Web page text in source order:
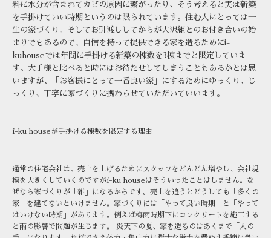
料に水分が含まれてカビの原因に繋がったり、そう考えると実は新築
を手掛けていい時期というのは限られています。住む人にとっては一
生の家づくり。そしてお引渡ししてからが大沢組とのお付き合いの始
まりでもあるので、自信を持って提供できる家を造るためにi-
kuhouseでは年間に手掛ける新築の棟数を3棟までと限定していま
す。大手様と比べると時にはお待たせしてしまうこともあるかとは思
いますが、「お客様にとって一番良い家」にするためにゆっくり、じ
っくり、丁寧に家づくりに携わらせていただいていいます。
i-ku houseが手掛ける棟数を限定する理由
通常の住宅会社は、売上を上げるためにスタッフをどんどん増やし、会社規
模を大きくしていくのですがi-ku houseはそういったことはしません。な
ぜなら家づくりが「雑」になるからです。売上を追うとどうしても「多くの
家」を建てないといけません。家づくりには「やって良い時期」と「やって
はいけない時期」があります。例えば梅雨時期下にコンクリートを施工する
と雨の影響で問題が生じます。 炎天下の夏、家を造るのはあくまで「人の